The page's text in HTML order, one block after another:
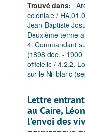
Trouvé dans:
coloniale /
Jean-Baptiste
Deuxième terme
4. Commandant
(1898 déc. - 1900
officielle / 4.2.2.
sur le Nil blanc
Lettre
au Caire,
l'envoi des